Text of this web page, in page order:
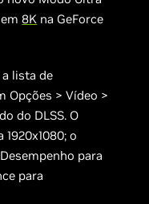
em8K na GeForce
a lista de
Opções > Vídeo >
do DLSS. O
o
para
para